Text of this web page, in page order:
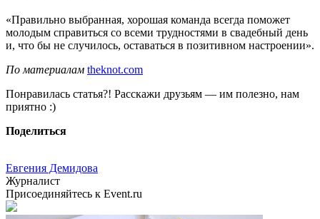
«Правильно выбранная, хорошая команда всегда поможет
молодым справиться со всеми трудностями в свадебный день
и, что бы не случилось, оставаться в позитивном настроении».
По материалам theknot.com
Понравилась статья?! Расскажи друзьям — им полезно, нам
приятно :)
Поделиться
Евгения Демидова
Журналист
Присоединяйтесь к Event.ru